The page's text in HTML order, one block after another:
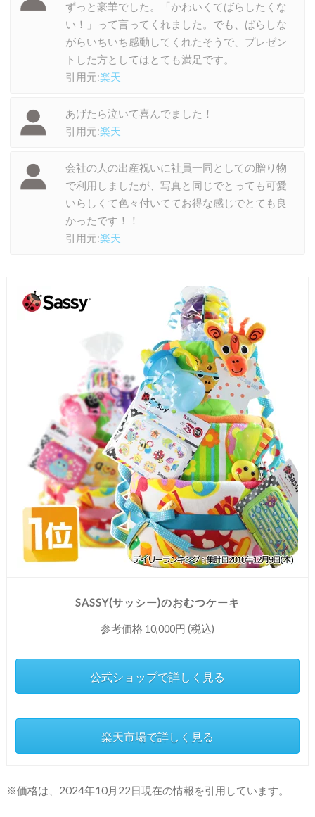
ずっと豪華でした。「かわいくてばらしたくな
い！」って言ってくれました。でも、ばらしな
がらいちいち感動してくれたそうで、プレゼン
トした方としてはとても満足です。
引用元:楽天
あげたら泣いて喜んでました！
引用元:楽天
会社の人の出産祝いに社員一同としての贈り物
で利用しましたが、写真と同じでとっても可愛
いらしくて色々付いててお得な感じでとても良
かったです！！
引用元:楽天
SASSY(サッシー)のおむつケーキ
参考価格 10,000円 (税込)
公式ショップで詳しく見る
楽天市場で詳しく見る
※価格は、2024年10月22日現在の情報を引用しています。